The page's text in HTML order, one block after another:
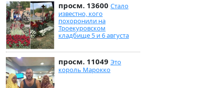
просм. 13600 Стало
известно, кого
похоронили на
Троекуровском
кладбище 5 и 6 августа
просм. 11049 Это
король Марокко